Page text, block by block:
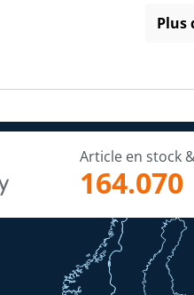
Plus
Article en stock
164.070